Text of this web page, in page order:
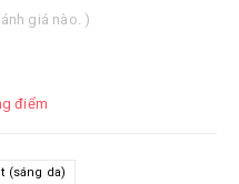
giá nào. )
điểm
(sáng da)